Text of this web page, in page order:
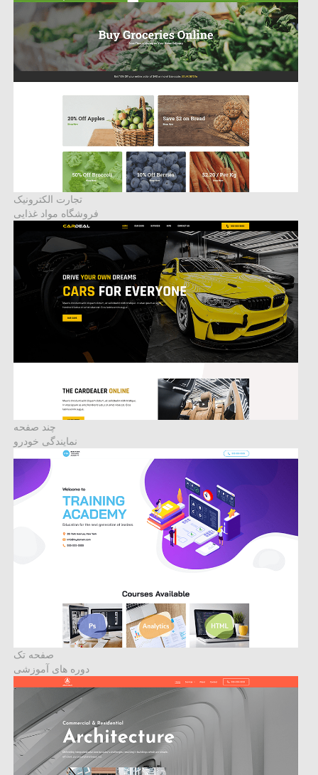
تجارت الکترونیک
فروشگاه مواد غذایی
چند صفحه
نمایندگی خودرو
صفحه تک
دوره های آموزشی